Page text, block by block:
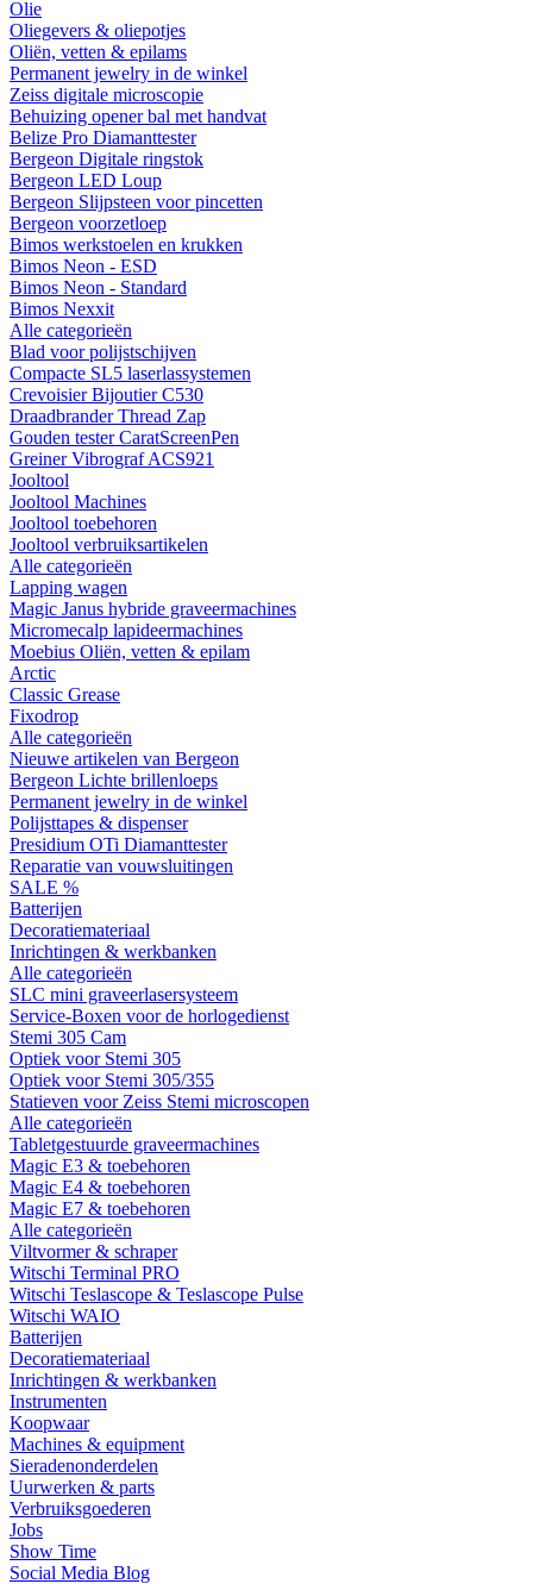
Olie
Oliegevers & oliepotjes
Oliën, vetten & epilams
Permanent jewelry in de winkel
Zeiss digitale microscopie
Behuizing opener bal met handvat
Belize Pro Diamanttester
Bergeon Digitale ringstok
Bergeon LED Loup
Bergeon Slijpsteen voor pincetten
Bergeon voorzetloep
Bimos werkstoelen en krukken
Bimos Neon - ESD
Bimos Neon - Standard
Bimos Nexxit
Alle categorieën
Blad voor polijstschijven
Compacte SL5 laserlassystemen
Crevoisier Bijoutier C530
Draadbrander Thread Zap
Gouden tester CaratScreenPen
Greiner Vibrograf ACS921
Jooltool
Jooltool Machines
Jooltool toebehoren
Jooltool verbruiksartikelen
Alle categorieën
Lapping wagen
Magic Janus hybride graveermachines
Micromecalp lapideermachines
Moebius Oliën, vetten & epilam
Arctic
Classic Grease
Fixodrop
Alle categorieën
Nieuwe artikelen van Bergeon
Bergeon Lichte brillenloeps
Permanent jewelry in de winkel
Polijsttapes & dispenser
Presidium OTi Diamanttester
Reparatie van vouwsluitingen
SALE %
Batterijen
Decoratiemateriaal
Inrichtingen & werkbanken
Alle categorieën
SLC mini graveerlasersysteem
Service-Boxen voor de horlogedienst
Stemi 305 Cam
Optiek voor Stemi 305
Optiek voor Stemi 305/355
Statieven voor Zeiss Stemi microscopen
Alle categorieën
Tabletgestuurde graveermachines
Magic E3 & toebehoren
Magic E4 & toebehoren
Magic E7 & toebehoren
Alle categorieën
Viltvormer & schraper
Witschi Terminal PRO
Witschi Teslascope & Teslascope Pulse
Witschi WAIO
Batterijen
Decoratiemateriaal
Inrichtingen & werkbanken
Instrumenten
Koopwaar
Machines & equipment
Sieradenonderdelen
Uurwerken & parts
Verbruiksgoederen
Jobs
Show Time
Social Media Blog